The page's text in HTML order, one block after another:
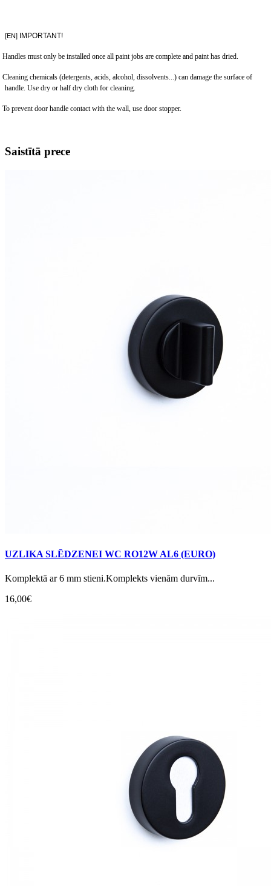
[EN] IMPORTANT!
Handles must only be installed once all paint jobs are complete and paint has dried.
Cleaning chemicals (detergents, acids, alcohol, dissolvents...) can damage the surface of
handle. Use dry or half dry cloth for cleaning.
To prevent door handle contact with the wall, use door stopper.
Saistītā prece
UZLIKA SLĒDZENEI WC RO12W AL6 (EURO)
Komplektā ar 6 mm stieni.Komplekts vienām durvīm...
16,00€